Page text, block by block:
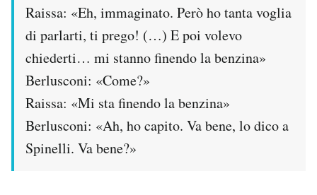
Raissa: «Eh, immaginato. Però ho tanta voglia
di parlarti, ti prego! (…) E poi volevo
chiederti… mi stanno finendo la benzina»
Berlusconi: «Come?»
Raissa: «Mi sta finendo la benzina»
Berlusconi: «Ah, ho capito. Va bene, lo dico a
Spinelli. Va bene?»